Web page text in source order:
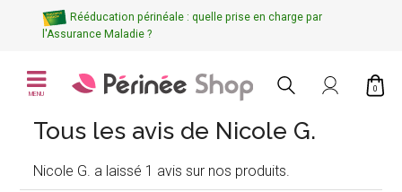
Rééducation périnéale : quelle prise en charge par
l'Assurance Maladie ?
MENU
0
Tous les avis de Nicole G.
Nicole G. a laissé 1 avis sur nos produits.